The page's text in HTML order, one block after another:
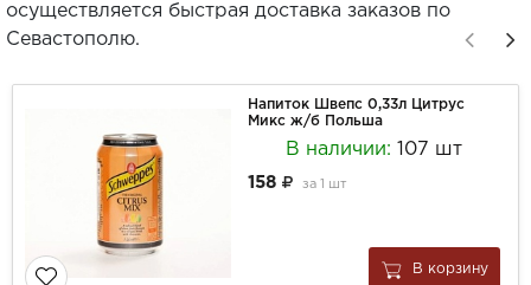
осуществляется быстрая доставка заказов по
Севастополю.
Напиток Швепс 0,33л Цитрус
Микс ж/б Польша
В наличии: 107 шт
158 за 1 шт
В корзину